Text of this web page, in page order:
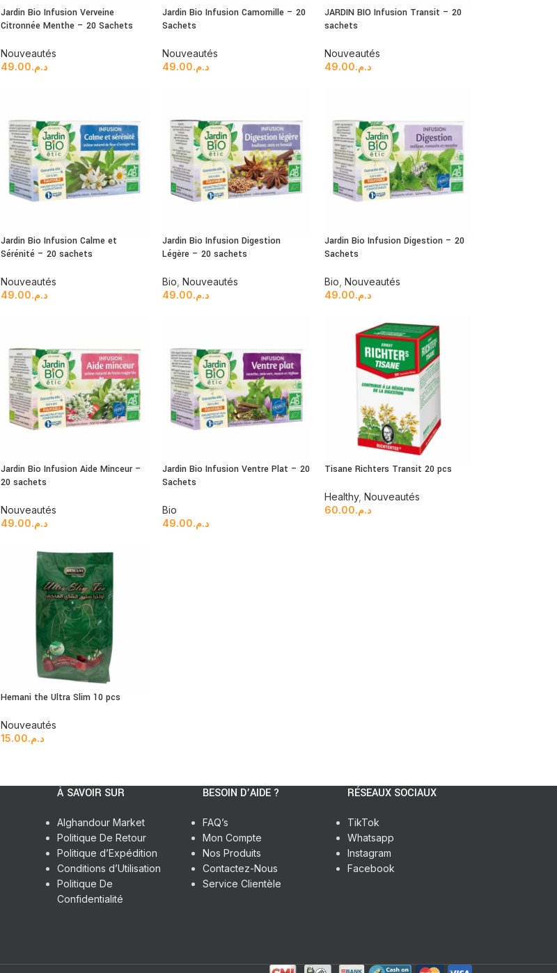
Jardin Bio Infusion Verveine
Citronnée Menthe – 20 Sachets
Nouveautés
د.م.49.00
Jardin Bio Infusion Camomille – 20
Sachets
Nouveautés
د.م.49.00
JARDIN BIO Infusion Transit – 20
sachets
Nouveautés
د.م.49.00
Jardin Bio Infusion Calme et
Sérénité – 20 sachets
Nouveautés
د.م.49.00
Jardin Bio Infusion Digestion
Légère – 20 sachets
Bio Nouveautés
د.م.49.00
Jardin Bio Infusion Digestion – 20
Sachets
Bio Nouveautés
د.م.49.00
Jardin Bio Infusion Aide Minceur –
20 sachets
Nouveautés
د.م.49.00
Jardin Bio Infusion Ventre Plat – 20
Sachets
Bio
د.م.49.00
Tisane Richters Transit 20 pcs
Healthy, Nouveautés
د.م.60.00
Hemani the Ultra Slim 10 pcs
Nouveautés
د.م.15.00
À SAVOIR SUR
Alghandour Market
Politique De Retour
Politique d’Expédition
Conditions d’Utilisation
Politique De
Confidentialité
BESOIN D’AIDE ?
FAQ’s
Mon Compte
Nos Produits
Contactez-Nous
Service Clientèle
RÉSEAUX SOCIAUX
TikTok
Whatsapp
Instagram
Facebook